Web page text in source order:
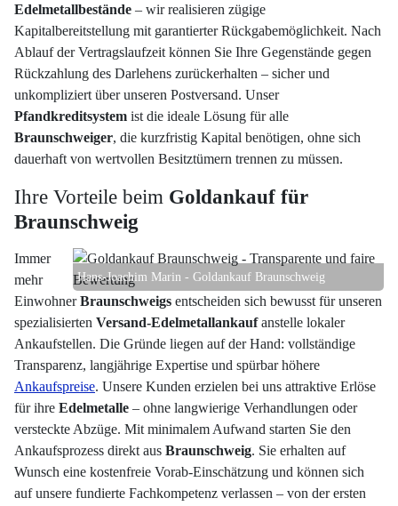
Edelmetallbestände – wir realisieren zügige
Kapitalbereitstellung mit garantierter Rückgabemöglichkeit. Nach
Ablauf der Vertragslaufzeit können Sie Ihre Gegenstände gegen
Rückzahlung des Darlehens zurückerhalten – sicher und
unkompliziert über unseren Postversand. Unser
Pfandkreditsystem ist die ideale Lösung für alle
Braunschweiger, die kurzfristig Kapital benötigen, ohne sich
dauerhaft von wertvollen Besitztümern trennen zu müssen.
Ihre Vorteile beim Goldankauf für
Braunschweig
Hans-Joachim Marin - Goldankauf Braunschweig
Immer
mehr
EinwohnerBraunschweigs entscheiden sich bewusst für unseren
spezialisierten Versand-Edelmetallankaufanstelle lokaler
Ankaufstellen. Die Gründe liegen auf der Hand: vollständige
Transparenz, langjährige Expertise und spürbar höhere
Ankaufspreise. Unsere Kunden erzielen bei uns attraktive Erlöse
für ihre Edelmetalle – ohne langwierige Verhandlungen oder
versteckte Abzüge. Mit minimalem Aufwand starten Sie den
Ankaufsprozess direkt aus Braunschweig. Sie erhalten auf
Wunsch eine kostenfreie Vorab-Einschätzung und können sich
auf unsere fundierte Fachkompetenz verlassen – von der ersten